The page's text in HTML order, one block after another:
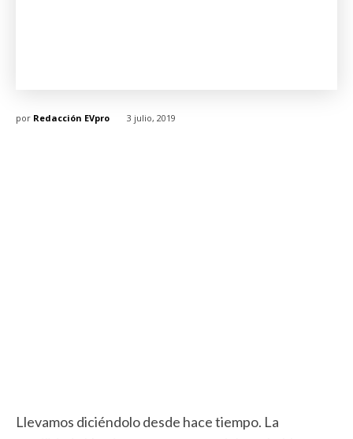
por Redacción EVpro 3 julio, 2019
Llevamos diciéndolo desde hace tiempo. La